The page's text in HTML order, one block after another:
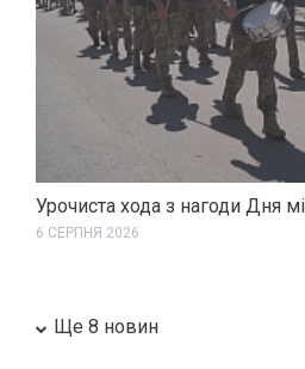
Урочиста хода з нагоди Дня
6 СЕРПНЯ 2026
Ще 8 новин